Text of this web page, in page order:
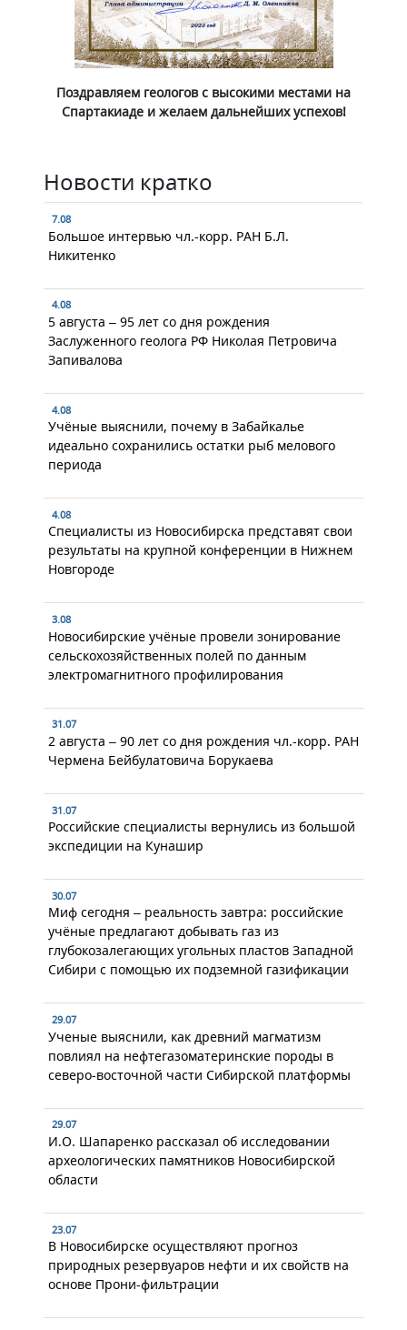
Поздравляем геологов с высокими местами на
Спартакиаде и желаем дальнейших успехов!
Новости кратко
7.08
Большое интервью чл.-корр. РАН Б.Л.
Никитенко
4.08
5 августа – 95 лет со дня рождения
Заслуженного геолога РФ Николая Петровича
Запивалова
4.08
Учёные выяснили, почему в Забайкалье
идеально сохранились остатки рыб мелового
периода
4.08
Специалисты из Новосибирска представят свои
результаты на крупной конференции в Нижнем
Новгороде
3.08
Новосибирские учёные провели зонирование
сельскохозяйственных полей по данным
электромагнитного профилирования
31.07
2 августа – 90 лет со дня рождения чл.-корр. РАН
Чермена Бейбулатовича Борукаева
31.07
Российские специалисты вернулись из большой
экспедиции на Кунашир
30.07
Миф сегодня – реальность завтра: российские
учёные предлагают добывать газ из
глубокозалегающих угольных пластов Западной
Сибири с помощью их подземной газификации
29.07
Ученые выяснили, как древний магматизм
повлиял на нефтегазоматеринские породы в
северо-восточной части Сибирской платформы
29.07
И.О. Шапаренко рассказал об исследовании
археологических памятников Новосибирской
области
23.07
В Новосибирске осуществляют прогноз
природных резервуаров нефти и их свойств на
основе Прони-фильтрации